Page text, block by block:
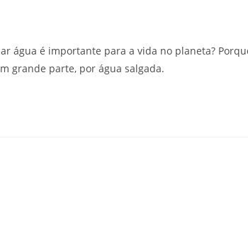
água é importante para a vida no planeta?
grande parte, por água salgada.